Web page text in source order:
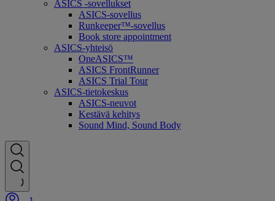
ASICS -sovellukset
ASICS-sovellus
Runkeeper™-sovellus
Book store appointment
ASICS-yhteisö
OneASICS™
ASICS FrontRunner
ASICS Trial Tour
ASICS-tietokeskus
ASICS-neuvot
Kestävä kehitys
Sound Mind, Sound Body